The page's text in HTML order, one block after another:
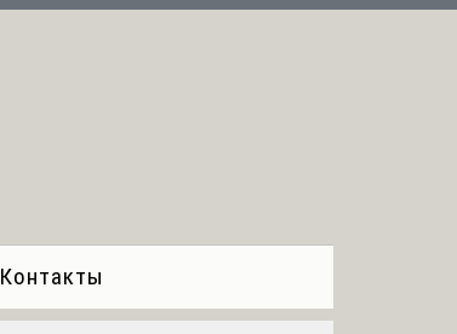
Контакты